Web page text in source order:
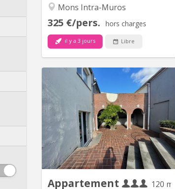
Mons Intra-Muros
325 €/pers. hors charges
il y a 3 jours Libre
Appartement
120 m²
KM 2211
A LOUER un charmant et agréable
DUPLEX 3 chambres avec terrasse et
jardin offrant calme, confort et
convivialité. Le rez-de-chaussée se
compose d'un spacieux living lumineux
avec cuisine américaine, d'un bureau
idéal pour le télétravail ou les études
ou encore de chambre, d'une